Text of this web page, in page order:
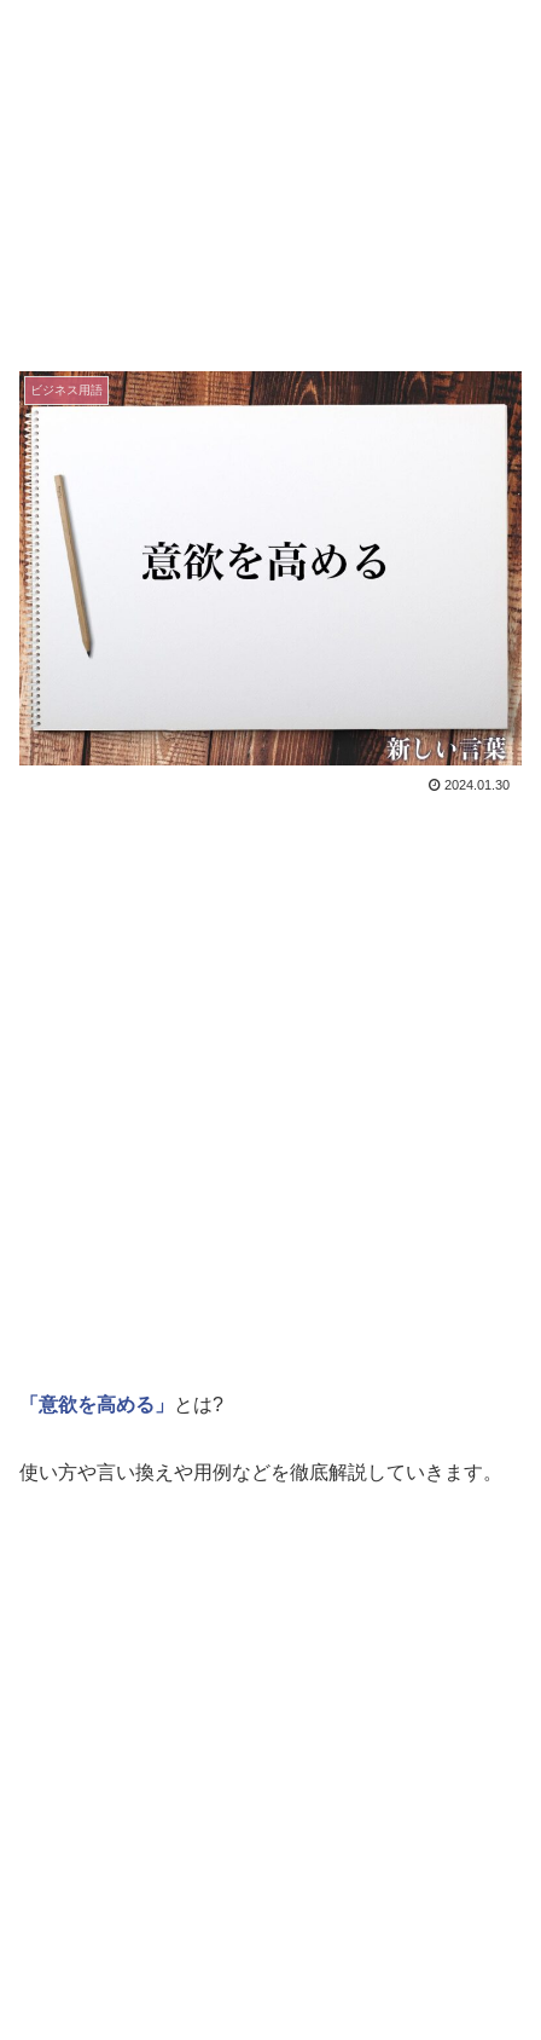
ビジネス用語
2024.01.30
「意欲を高める」 とは?
使い方や言い換えや用例などを徹底解説していきます。